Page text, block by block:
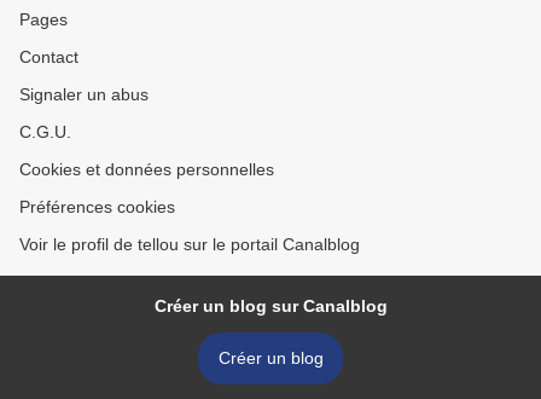
Pages
Contact
Signaler un abus
C.G.U.
Cookies et données personnelles
Préférences cookies
Voir le profil de tellou sur le portail Canalblog
Créer un blog sur Canalblog
Créer un blog